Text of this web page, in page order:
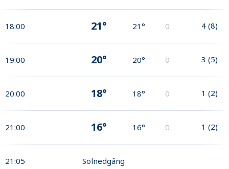
18:00 21° 21° 0 4 (8)
19:00 20° 20° 0 3 (5)
20:00 18° 18° 0 1 (2)
21:00 16° 16° 0 1 (2)
21:05 Solnedgång